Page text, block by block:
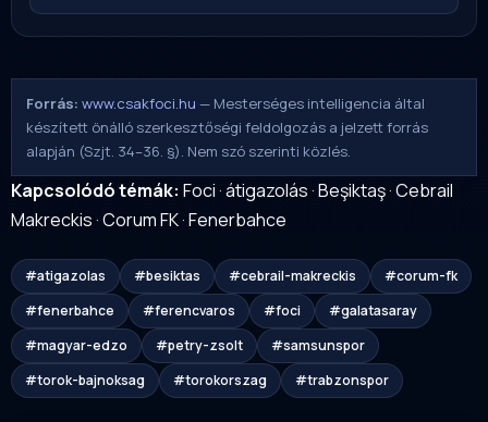
Forrás: www.csakfoci.hu — Mesterséges intelligencia által
készített önálló szerkesztőségi feldolgozás a jelzett forrás
alapján (Szjt. 34–36. §). Nem szó szerinti közlés.
Kapcsolódó témák: Foci·átigazolás·Beşiktaş·Cebrail
Makreckis·Corum FK·Fenerbahce
#atigazolas #besiktas #cebrail-makreckis
#corum-fk
#fenerbahce
#ferencvaros #foci
#galatasaray
#magyar-edzo
#petry-zsolt
#samsunspor
#torok-bajnoksag
#torokorszag #trabzonspor